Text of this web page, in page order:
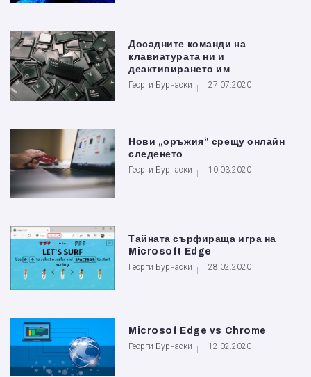
Досадните команди на
клавиатурата ни и
деактивирането им
Георги Бурнаски 27.07.2020
Нови „оръжия“ срещу онлайн
следенето
Георги Бурнаски 10.03.2020
Тайната сърфираща игра на
Microsoft Edge
Георги Бурнаски 28.02.2020
Microsof Edge vs Chrome
Георги Бурнаски 12.02.2020